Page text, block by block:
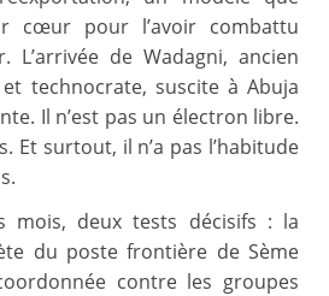
cœur pour l’avoir combattu
L’arrivée de Wadagni, ancien
technocrate, suscite à Abuja
Il n’est pas un électron libre.
Et surtout, il n’a pas l’habitude
mois, deux tests décisifs : la
du poste frontière de Sème
contre les groupes